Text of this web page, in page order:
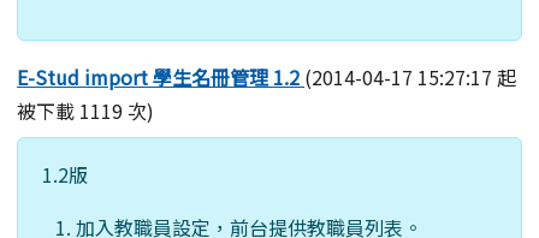
E-Stud import 學生名冊管理 1.2 (2014-04-17 15:27:17 起
被下載 1119 次)
1.2版
加入教職員設定，前台提供教職員列表。